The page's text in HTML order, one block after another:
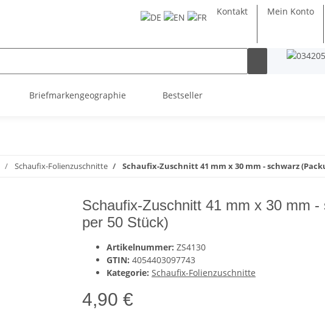
Kontakt Mein Konto
Briefmarkengeographie Bestseller
Schaufix-Folienzuschnitte Schaufix-Zuschnitt 41 mm x 30 mm - schwarz
Schaufix-Zuschnitt 41 mm x 30 mm -
per 50 Stück)
Artikelnummer: ZS4130
GTIN: 4054403097743
Kategorie: Schaufix-Folienzuschnitte
4,90 €